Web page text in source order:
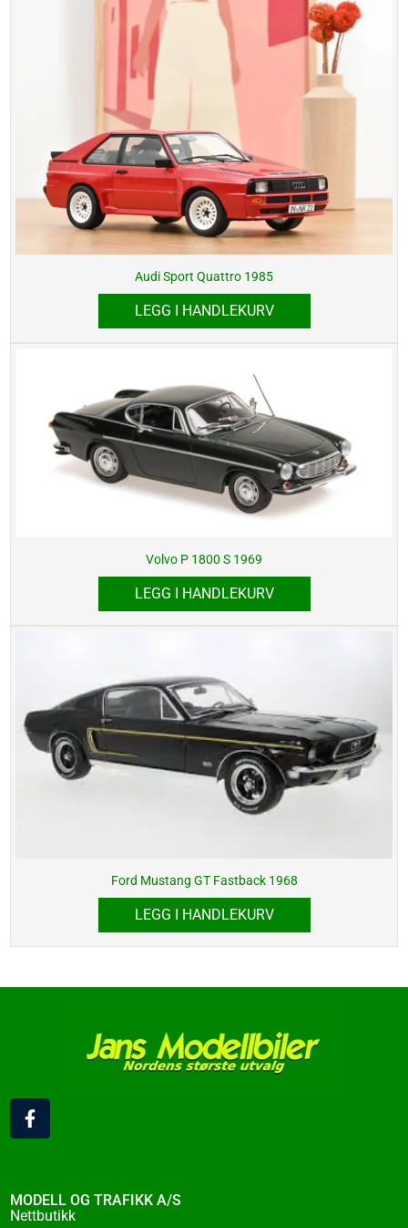
Audi Sport Quattro 1985
LEGG I HANDLEKURV
Volvo P 1800 S 1969
LEGG I HANDLEKURV
Ford Mustang GT Fastback 1968
LEGG I HANDLEKURV
F
a
c
o
o
MODELL OG TRAFIKK A/S
Nettbutikk